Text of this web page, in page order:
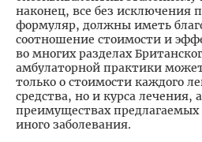
наконец, все без исключения
формуляр, должны иметь
соотношение стоимости и
во многих разделах
амбулаторной практики
только о стоимости каждого
средства, но и курса лечения,
преимуществах предлагаемых
иного заболевания.